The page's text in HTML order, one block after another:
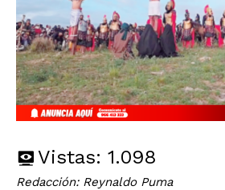
Vistas: 1.098
Redacción: Reynaldo Puma